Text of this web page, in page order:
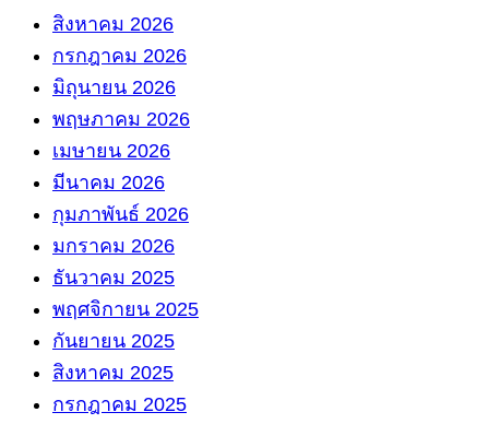
สิงหาคม 2026
กรกฎาคม 2026
มิถุนายน 2026
พฤษภาคม 2026
เมษายน 2026
มีนาคม 2026
กุมภาพันธ์ 2026
มกราคม 2026
ธันวาคม 2025
พฤศจิกายน 2025
กันยายน 2025
สิงหาคม 2025
กรกฎาคม 2025